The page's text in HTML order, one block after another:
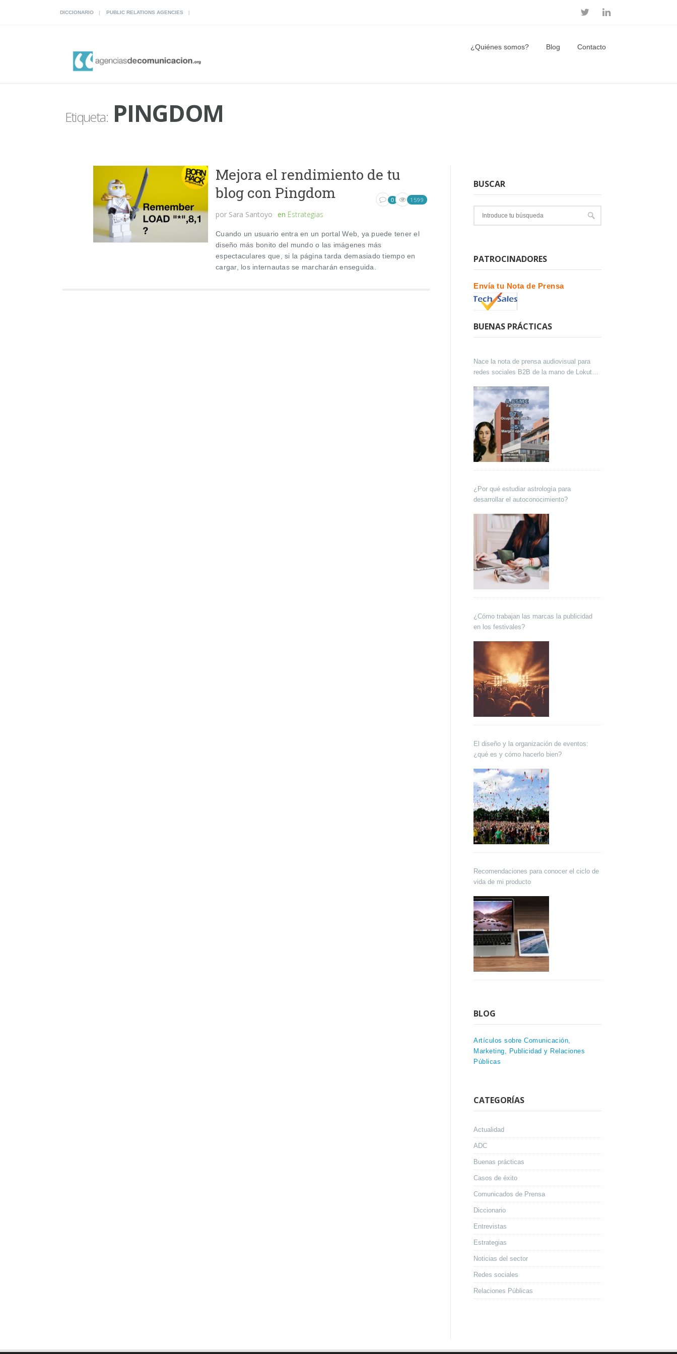
DICCIONARIO PUBLIC RELATIONS AGENCIES
¿Quiénes somos? Blog Contacto
Etiqueta:PINGDOM
Mejora el rendimiento de tu
blog con Pingdom
por Sara Santoyo en Estrategias
0 1599
Cuando un usuario entra en un portal Web, ya puede tener el
diseño más bonito del mundo o las imágenes más
espectaculares que, si la página tarda demasiado tiempo en
cargar, los internautas se marcharán enseguida.
BUSCAR
PATROCINADORES
Envía tu Nota de Prensa
BUENAS PRÁCTICAS
Nace la nota de prensa audiovisual para
redes sociales B2B de la mano de Lokutor
¿Por qué estudiar astrología para
desarrollar el autoconocimiento?
¿Cómo trabajan las marcas la publicidad
en los festivales?
El diseño y la organización de eventos:
¿qué es y cómo hacerlo bien?
Recomendaciones para conocer el ciclo de
vida de mi producto
BLOG
Artículos sobre Comunicación,
Marketing, Publicidad y Relaciones
Públicas
CATEGORÍAS
Actualidad
ADC
Buenas prácticas
Casos de éxito
Comunicados de Prensa
Diccionario
Entrevistas
Estrategias
Noticias del sector
Redes sociales
Relaciones Públicas